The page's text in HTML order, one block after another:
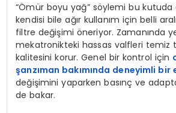
“Ömür boyu yağ” söylemi bu kutuda
kendisi bile ağır kullanım için belli
filtre değişimi öneriyor. Zamanında
mekatronikteki hassas valfleri temiz
kalitesini korur. Genel bir kontrol için
şanzıman bakımında deneyimli bir
değişimini yaparken basınç ve
de bakar.